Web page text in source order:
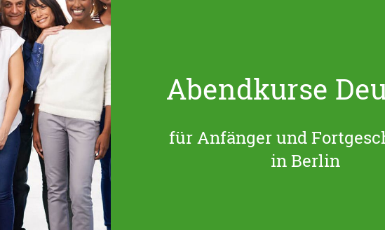
Abendkurse
für Anfänger und
in Berlin